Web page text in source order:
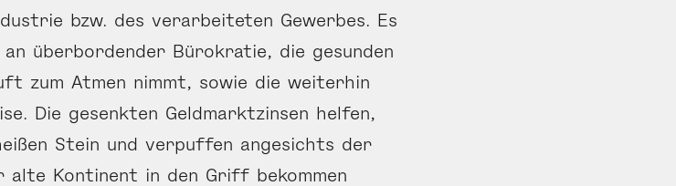
bzw. des verarbeiteten Gewerbes. Es
überbordender Bürokratie, die gesunden
zum Atmen nimmt, sowie die weiterhin
Die gesenkten Geldmarktzinsen helfen,
Stein und verpuffen angesichts der
Kontinent in den Griff bekommen